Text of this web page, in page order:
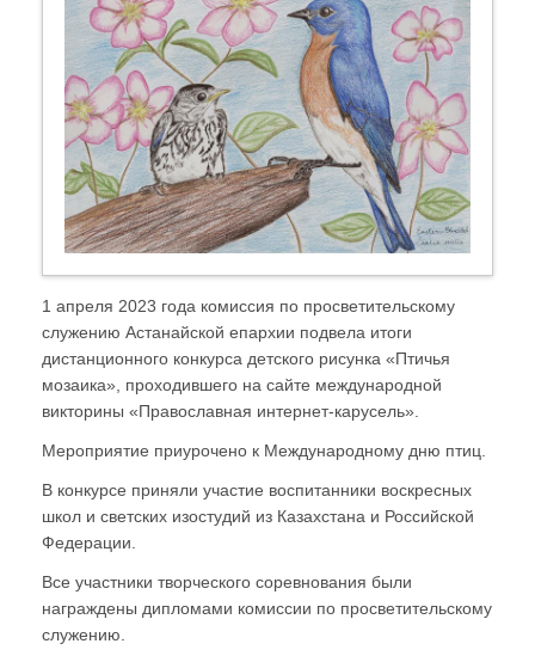
1 апреля 2023 года комиссия по просветительскому
служению Астанайской епархии подвела итоги
дистанционного конкурса детского рисунка «Птичья
мозаика», проходившего на сайте международной
викторины «Православная интернет-карусель».
Мероприятие приурочено к Международному дню птиц.
В конкурсе приняли участие воспитанники воскресных
школ и светских изостудий из Казахстана и Российской
Федерации.
Все участники творческого соревнования были
награждены дипломами комиссии по просветительскому
служению.